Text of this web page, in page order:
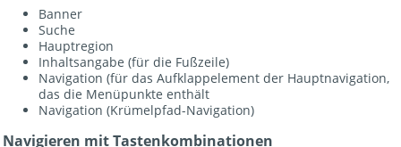
Banner
Suche
Hauptregion
Inhaltsangabe (für die Fußzeile)
Navigation (für das Aufklappelement der Hauptnavigation,
das die Menüpunkte enthält
Navigation (Krümelpfad-Navigation)
Navigieren mit Tastenkombinationen